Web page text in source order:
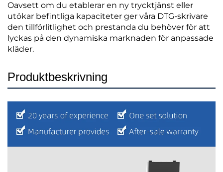
Oavsett om du etablerar en ny trycktjänst eller
utökar befintliga kapaciteter ger våra DTG-skrivare
den tillförlitlighet och prestanda du behöver för att
lyckas på den dynamiska marknaden för anpassade
kläder.
Produktbeskrivning